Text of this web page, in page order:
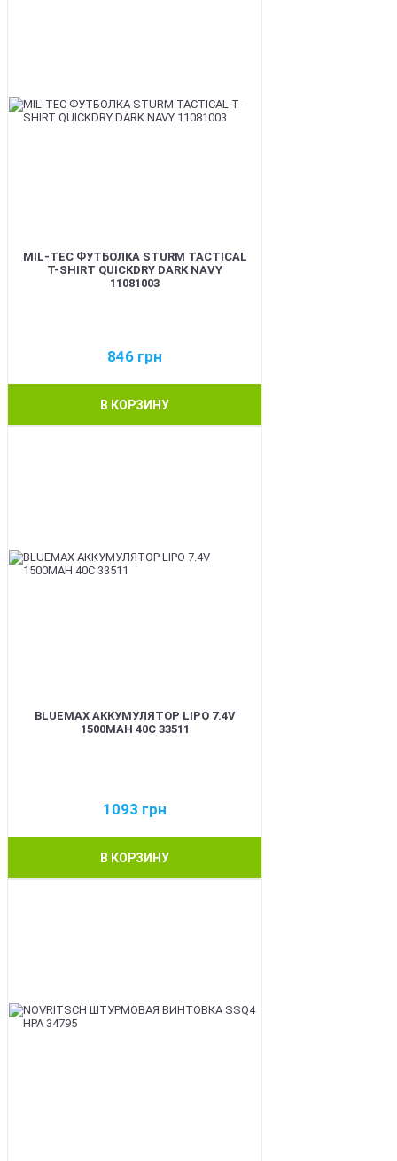
MIL-TEC ФУТБОЛКА STURM TACTICAL
T-SHIRT QUICKDRY DARK NAVY
11081003
846 грн
В КОРЗИНУ
BLUEMAX АККУМУЛЯТОР LIPO 7.4V
1500MAH 40C 33511
1093 грн
В КОРЗИНУ